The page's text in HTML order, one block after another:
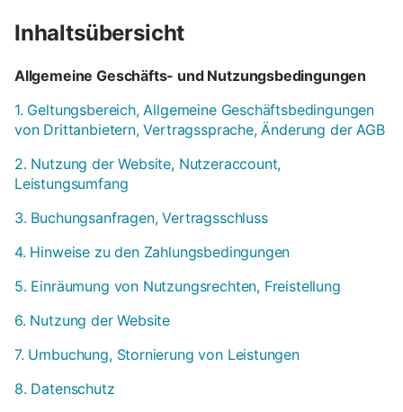
Inhaltsübersicht
Allgemeine Geschäfts- und Nutzungsbedingungen
1. Geltungsbereich, Allgemeine Geschäftsbedingungen
von Drittanbietern, Vertragssprache, Änderung der AGB
2. Nutzung der Website, Nutzeraccount,
Leistungsumfang
3. Buchungsanfragen, Vertragsschluss
4. Hinweise zu den Zahlungsbedingungen
5. Einräumung von Nutzungsrechten, Freistellung
6. Nutzung der Website
7. Umbuchung, Stornierung von Leistungen
8. Datenschutz